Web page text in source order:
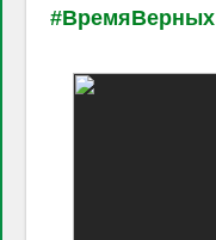
#ВремяВерных